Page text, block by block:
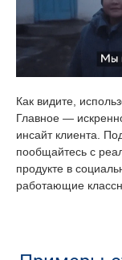
Как видите,
Главное —
инсайт клиента.
пообщайтесь с
продукте в
работающие